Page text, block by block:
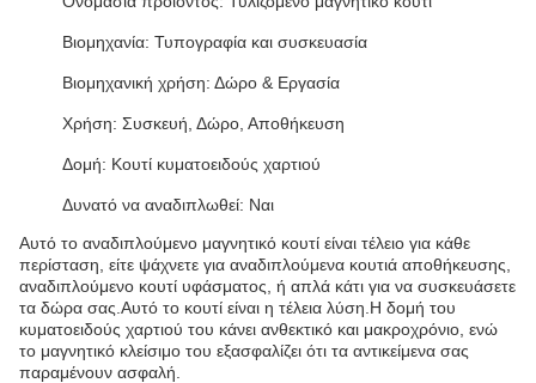
Βιομηχανία: Τυπογραφία και συσκευασία
Βιομηχανική χρήση: Δώρο & Εργασία
Χρήση: Συσκευή, Δώρο, Αποθήκευση
Δομή: Κουτί κυματοειδούς χαρτιού
Δυνατό να αναδιπλωθεί: Ναι
Αυτό το αναδιπλούμενο μαγνητικό κουτί είναι τέλειο για κάθε
περίσταση, είτε ψάχνετε για αναδιπλούμενα κουτιά αποθήκευσης,
αναδιπλούμενο κουτί υφάσματος, ή απλά κάτι για να συσκευάσετε
τα δώρα σας.Αυτό το κουτί είναι η τέλεια λύση.Η δομή του
κυματοειδούς χαρτιού του κάνει ανθεκτικό και μακροχρόνιο, ενώ
το μαγνητικό κλείσιμο του εξασφαλίζει ότι τα αντικείμενα σας
παραμένουν ασφαλή.